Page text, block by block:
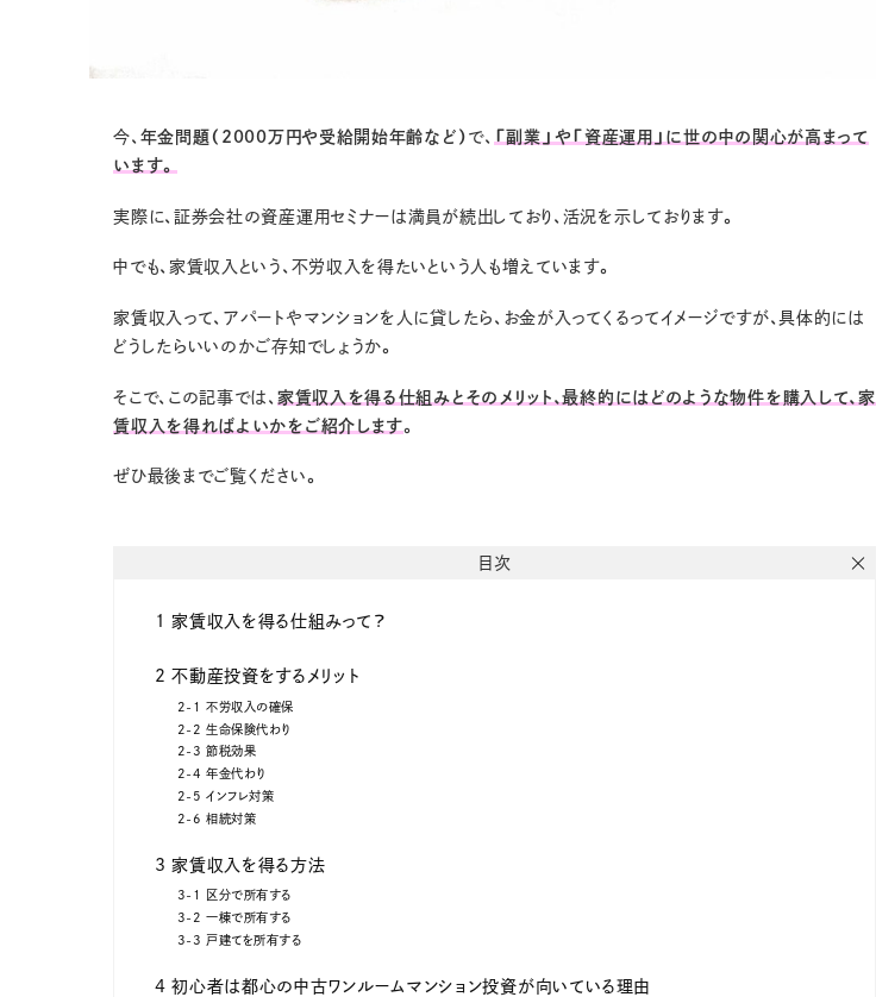
今、 年金問題（2000万円や受給開始年齢など） で、
「副業」や「資産運用」に世の中の関心が高まって
います。
実際に、証券会社の資産運用セミナーは満員が続出しており、活況を示しております。
中でも、家賃収入という、不労収入を得たいという人も増えています。
家賃収入って、アパートやマンションを人に貸したら、お金が入ってくるってイメージですが、具体的には
どうしたらいいのかご存知でしょうか。
そこで、この記事では、 家賃収入を得る仕組みとそのメリット、最終的にはどのような物件を購入して、家
賃収入を得ればよいかをご紹介します。
ぜひ最後までご覧ください。
目次
1 家賃収入を得る仕組みって？
2 不動産投資をするメリット
2-1 不労収入の確保
2-2 生命保険代わり
2-3 節税効果
2-4 年金代わり
2-5 インフレ対策
2-6 相続対策
3 家賃収入を得る方法
3-1 区分で所有する
3-2 一棟で所有する
3-3 戸建てを所有する
4 初心者は都心の中古ワンルームマンション投資が向いている理由